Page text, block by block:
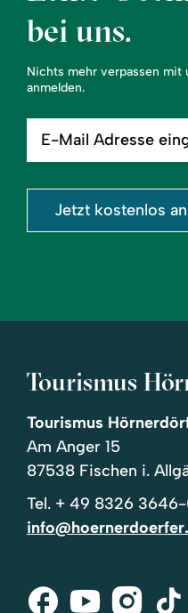
bei uns.
Nichts mehr verpassen
anmelden.
Mail
eingeben
Jetzt kostenlos
Tourismus
Tourismus
Am Anger 15
87538 Fischen i.
Tel. + 49 8326
Facebook
Youtube